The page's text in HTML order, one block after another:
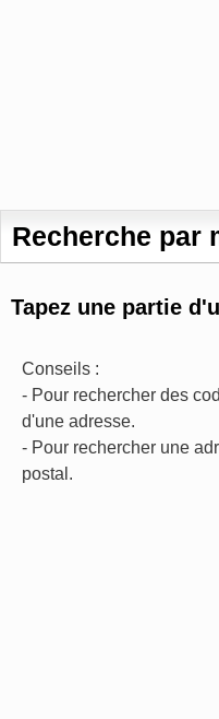
Recherche par
Tapez une partie
Conseils :
- Pour rechercher des
d'une adresse.
- Pour rechercher une
postal.